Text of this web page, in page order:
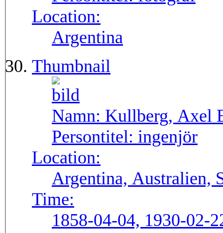
Location:
Argentina
Thumbnail
Namn: Kullberg, Axel
Persontitel: ingenjör
Location:
Argentina, Australien,
Time:
1858-04-04, 1930-02-